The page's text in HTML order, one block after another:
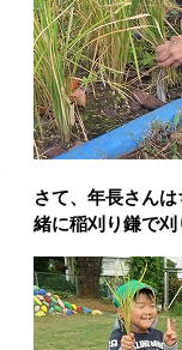
さて、年長さん
緒に稲刈り鎌で